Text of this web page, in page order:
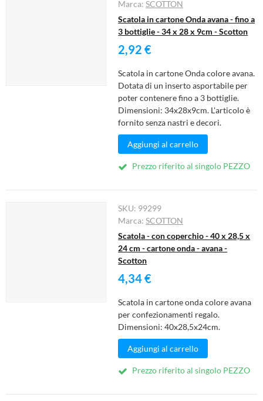
Marca:SCOTTON
Scatola in cartone Onda avana - fino a
3 bottiglie - 34 x 28 x 9cm - Scotton
2,92 €
Scatola in cartone Onda colore avana.
Dotata di un inserto asportabile per
poter contenere fino a 3 bottiglie.
Dimensioni: 34x28x9cm. L'articolo è
fornito senza nastri e decori.
Aggiungi al carrello
Prezzo riferito al singolo PEZZO
SKU: 99299
Marca:SCOTTON
Scatola - con coperchio - 40 x 28,5 x
24 cm - cartone onda - avana -
Scotton
4,34 €
Scatola in cartone onda colore avana
per confezionamenti regalo.
Dimensioni: 40x28,5x24cm.
Aggiungi al carrello
Prezzo riferito al singolo PEZZO